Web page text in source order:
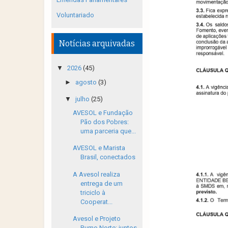
Voluntariado
Notícias arquivadas
▼ 2026 (45)
► agosto (3)
▼ julho (25)
AVESOL e Fundação
Pão dos Pobres:
uma parceria que...
AVESOL e Marista
Brasil, conectados
A Avesol realiza
entrega de um
triciclo à
Cooperat...
Avesol e Projeto